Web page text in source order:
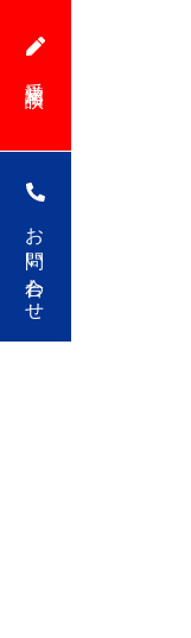
お問い合わせ